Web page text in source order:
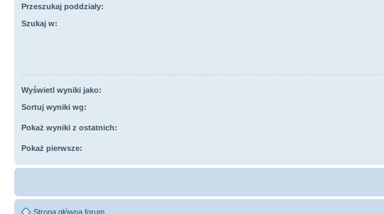
Przeszukaj poddziały:
Szukaj w:
Wyświetl wyniki jako:
Sortuj wyniki wg:
Pokaż wyniki z ostatnich:
Pokaż pierwsze:
Strona główna forum